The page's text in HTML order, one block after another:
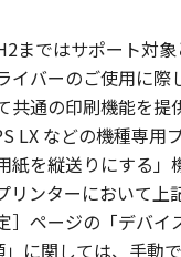
its licensors
provided
property of
CONTROL
to comply with all
indirectly, the
AND UPDATE
CANON, CANON'S
まではサポート対
バーのご使用に際
共通の印刷機能を
LX などの機種専用
紙を縦送りにする」
ンターにおいて上
］ページの「デバ
に関しては、手動